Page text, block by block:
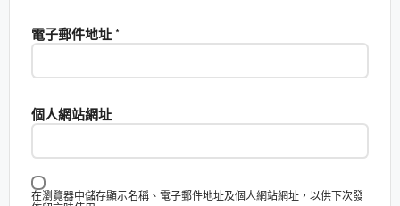
電子郵件地址 *
個人網站網址
在瀏覽器中儲存顯示名稱、電子郵件地址及個人網站網址，以供下次發